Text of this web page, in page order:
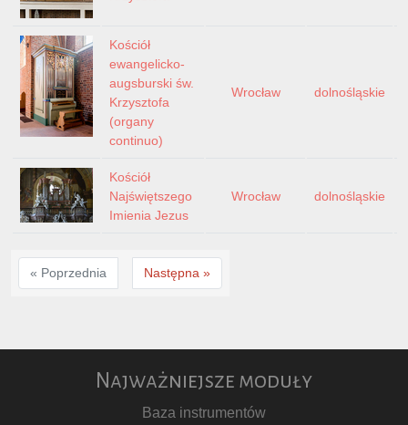
Kościół
ewangelicko-
augsburski św.
Krzysztofa
(organy
continuo)
Wrocław dolnośląskie
Kościół
Najświętszego
Imienia Jezus
Wrocław dolnośląskie
« Poprzednia Następna »
Najważniejsze moduły
Baza instrumentów